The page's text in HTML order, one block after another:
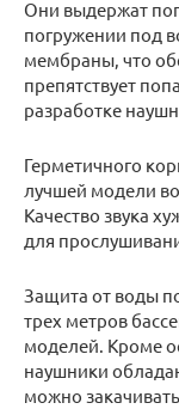
Они выдержат
погружении под
мембраны, что
препятствует
разработке
Герметичного
лучшей модели
Качество звука
для
Защита от воды
трех метров
моделей. Кроме
наушники
можно